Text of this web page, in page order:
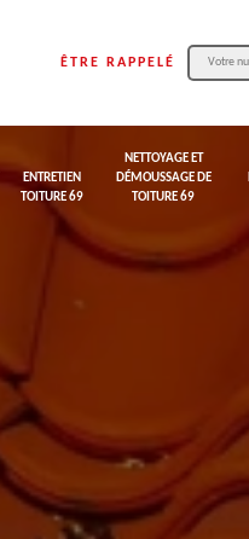
ÊTRE RAPPELÉ
ENTRETIEN
TOITURE 69
NETTOYAGE ET
DÉMOUSSAGE DE
TOITURE 69